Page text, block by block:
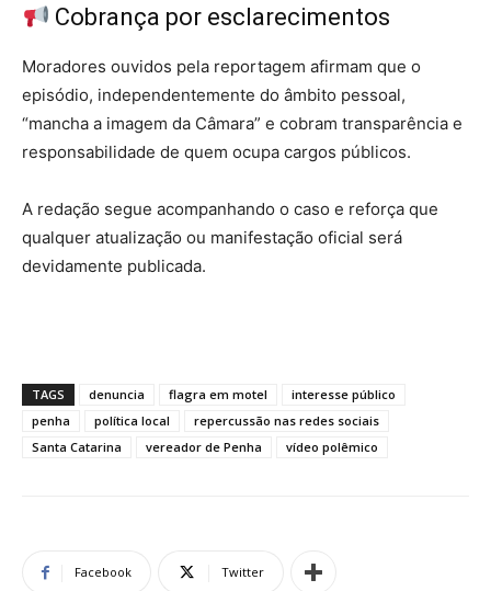
Cobrança por esclarecimentos
Moradores ouvidos pela reportagem afirmam que o
episódio, independentemente do âmbito pessoal,
“mancha a imagem da Câmara” e cobram transparência e
responsabilidade de quem ocupa cargos públicos.
A redação segue acompanhando o caso e reforça que
qualquer atualização ou manifestação oficial será
devidamente publicada.
TAGS denuncia flagra em motel
interesse público
penha
política local
repercussão nas redes sociais
Santa Catarina
vereador de Penha vídeo polêmico
Facebook Twitter